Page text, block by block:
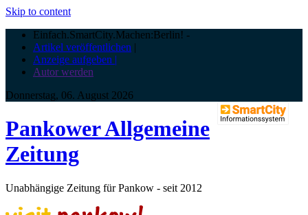
Skip to content
Einfach.SmartCity.Machen:Berlin! -
Artikel veröffentlichen |
Anzeige aufgeben |
Autor werden
Donnerstag, 06. August 2026
Pankower Allgemeine
Zeitung
Unabhängige Zeitung für Pankow - seit 2012